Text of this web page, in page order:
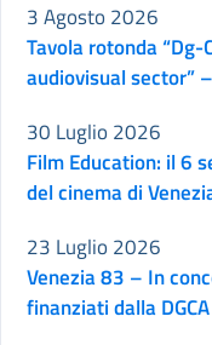
Tavola rotonda
audiovisual sector”
3 Agosto 2026
Film Education: il 6
del cinema di
30 Luglio 2026
Venezia 83 – In
finanziati dalla DGCA
23 Luglio 2026